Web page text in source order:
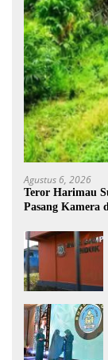
Agustus 6, 2026
Teror Harimau
Pasang Kamera